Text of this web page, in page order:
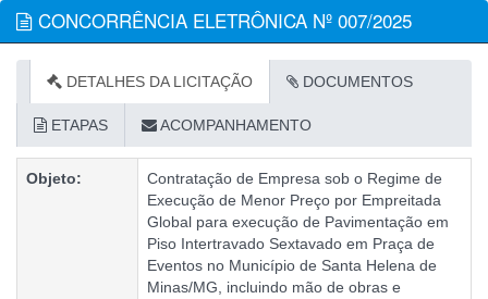
CONCORRÊNCIA ELETRÔNICA Nº 007/2025
DETALHES DA LICITAÇÃO DOCUMENTOS
ETAPAS ACOMPANHAMENTO
Objeto:
Contratação de Empresa sob o Regime de
Execução de Menor Preço por Empreitada
Global para execução de Pavimentação em
Piso Intertravado Sextavado em Praça de
Eventos no Município de Santa Helena de
Minas/MG, incluindo mão de obras e